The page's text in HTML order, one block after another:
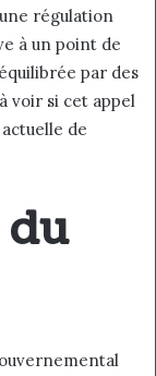
régulation
à un point de
par des
voir si cet appel
de
du